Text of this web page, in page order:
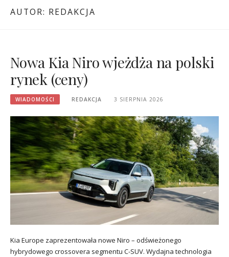
AUTOR: REDAKCJA
Nowa Kia Niro wjeżdża na polski
rynek (ceny)
WIADOMOŚCI REDAKCJA 3 SIERPNIA 2026
Kia Europe zaprezentowała nowe Niro – odświeżonego
hybrydowego crossovera segmentu C-SUV. Wydajna technologia